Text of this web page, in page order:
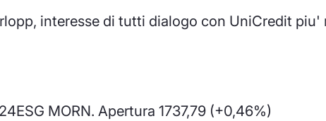
interesse di tutti dialogo con UniCredit piu'
MORN. Apertura 1737,79 (+0,46%)